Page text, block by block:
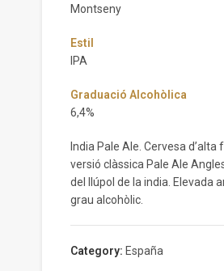
Montseny
Estil
IPA
Graduació Alcohòlica
6,4%
India Pale Ale. Cervesa
versió clàssica Pale Ale
del llúpol de la india. Elevada
grau alcohòlic.
Category: España